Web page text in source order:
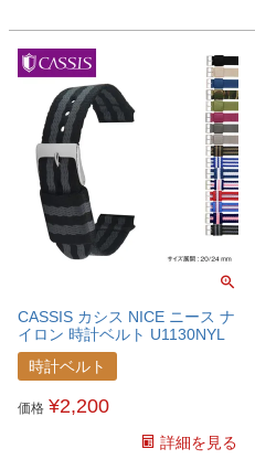
CASSIS カシス NICE ニース ナ
イロン 時計ベルト U1130NYL
時計ベルト
価格 ¥2,200
詳細を見る